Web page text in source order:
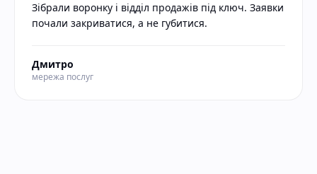
Зібрали воронку і відділ продажів під ключ. Заявки
почали закриватися, а не губитися.
Дмитро
мережа послуг